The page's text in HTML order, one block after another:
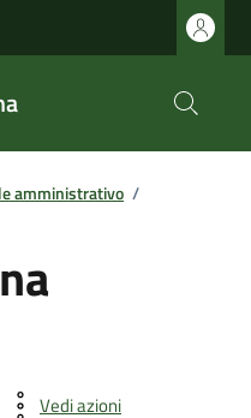
amministrativo /
Vedi azioni